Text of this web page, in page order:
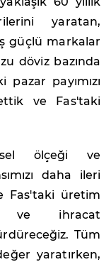
yaratan,
güçlü markalar
döviz bazında
pazar payımızı
ve Fas'taki
ölçeği ve
daha ileri
Fas'taki üretim
ve ihracat
Tüm
yaratırken,